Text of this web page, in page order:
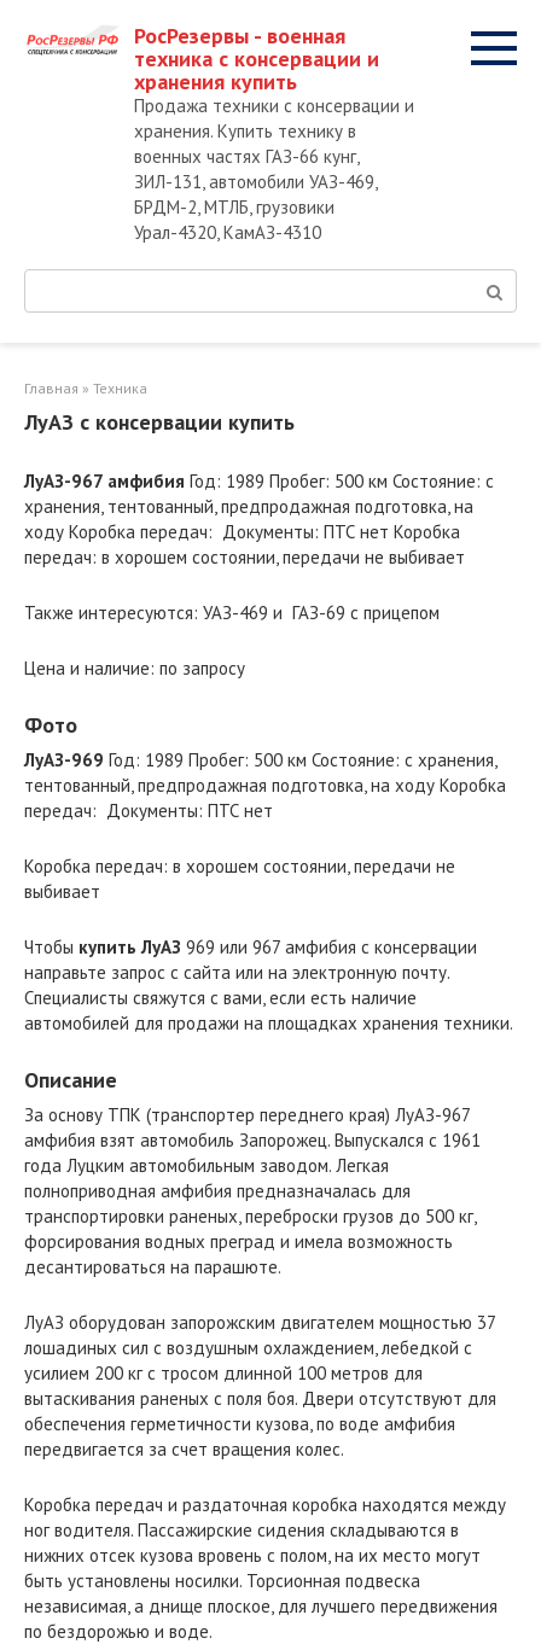
контенту
РосРезервы - военная
техника с консервации и
хранения купить
Продажа техники с консервации и
хранения. Купить технику в
военных частях ГАЗ-66 кунг,
ЗИЛ-131, автомобили УАЗ-469,
БРДМ-2, МТЛБ, грузовики
Урал-4320, КамАЗ-4310
Поиск:
Главная » Техника
ЛуАЗ с консервации купить
ЛуАЗ-967 амфибия Год: 1989 Пробег: 500 км Состояние: с
хранения, тентованный, предпродажная подготовка, на
ходу Коробка передач: Документы: ПТС нет Коробка
передач: в хорошем состоянии, передачи не выбивает
Также интересуются: УАЗ-469 и ГАЗ-69 с прицепом
Цена и наличие: по запросу
Фото
ЛуАЗ-969 Год: 1989 Пробег: 500 км Состояние: с хранения,
тентованный, предпродажная подготовка, на ходу Коробка
передач: Документы: ПТС нет
Коробка передач: в хорошем состоянии, передачи не
выбивает
Чтобы купить ЛуАЗ 969 или 967 амфибия с консервации
направьте запрос с сайта или на электронную почту.
Специалисты свяжутся с вами, если есть наличие
автомобилей для продажи на площадках хранения техники.
Описание
За основу ТПК (транспортер переднего края) ЛуАЗ-967
амфибия взят автомобиль Запорожец. Выпускался с 1961
года Луцким автомобильным заводом. Легкая
полноприводная амфибия предназначалась для
транспортировки раненых, переброски грузов до 500 кг,
форсирования водных преград и имела возможность
десантироваться на парашюте.
ЛуАЗ оборудован запорожским двигателем мощностью 37
лошадиных сил с воздушным охлаждением, лебедкой с
усилием 200 кг с тросом длинной 100 метров для
вытаскивания раненых с поля боя. Двери отсутствуют для
обеспечения герметичности кузова, по воде амфибия
передвигается за счет вращения колес.
Коробка передач и раздаточная коробка находятся между
ног водителя. Пассажирские сидения складываются в
нижних отсек кузова вровень с полом, на их место могут
быть установлены носилки. Торсионная подвеска
независимая, а днище плоское, для лучшего передвижения
по бездорожью и воде.